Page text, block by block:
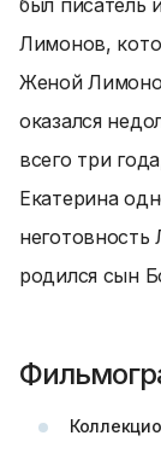
был писатель
Лимонов,
Женой
оказался
всего три
Екатерина
родился сын